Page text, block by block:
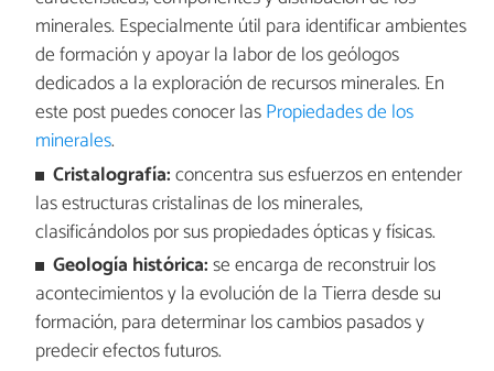
minerales. Especialmente útil para identificar ambientes
de formación y apoyar la labor de los geólogos
dedicados a la exploración de recursos minerales. En
este post puedes conocer lasPropiedades de los
minerales.
Cristalografía:concentra sus esfuerzos en entender
las estructuras cristalinas de los minerales,
clasificándolos por sus propiedades ópticas y físicas.
Geología histórica:se encarga de reconstruir los
acontecimientos y la evolución de la Tierra desde su
formación, para determinar los cambios pasados y
predecir efectos futuros.